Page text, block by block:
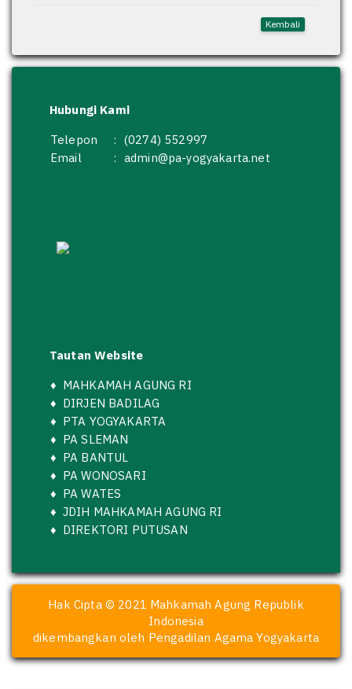
Kembali
Hubungi Kami
Telepon
: (0274) 552997
Email
: admin@pa-yogyakarta.net
Tautan Website
♦ MAHKAMAH AGUNG RI
♦ DIRJEN BADILAG
♦ PTA YOGYAKARTA
♦ PA SLEMAN
♦ PA BANTUL
♦ PA WONOSARI
♦ PA WATES
♦ JDIH MAHKAMAH AGUNG RI
♦ DIREKTORI PUTUSAN
Hak Cipta © 2021 Mahkamah Agung Republik
Indonesia
dikembangkan oleh Pengadilan Agama Yogyakarta